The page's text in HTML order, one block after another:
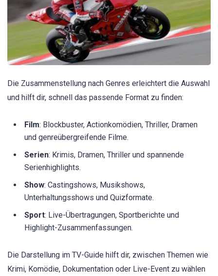
Die Zusammenstellung nach Genres erleichtert die Auswahl
und hilft dir, schnell das passende Format zu finden:
Film: Blockbuster, Actionkomödien, Thriller, Dramen
und genreübergreifende Filme.
Serien: Krimis, Dramen, Thriller und spannende
Serienhighlights.
Show: Castingshows, Musikshows,
Unterhaltungsshows und Quizformate.
Sport: Live-Übertragungen, Sportberichte und
Highlight-Zusammenfassungen.
Die Darstellung im TV-Guide hilft dir, zwischen Themen wie
Krimi, Komödie, Dokumentation oder Live-Event zu wählen